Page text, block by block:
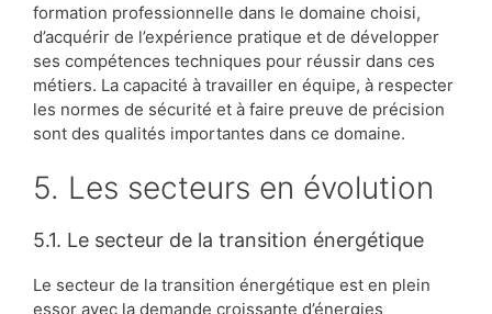
formation professionnelle dans le domaine choisi,
d’acquérir de l’expérience pratique et de développer
ses compétences techniques pour réussir dans ces
métiers. La capacité à travailler en équipe, à respecter
les normes de sécurité et à faire preuve de précision
sont des qualités importantes dans ce domaine.
5. Les secteurs en évolution
5.1. Le secteur de la transition énergétique
Le secteur de la transition énergétique est en plein
essor avec la demande croissante d’énergies